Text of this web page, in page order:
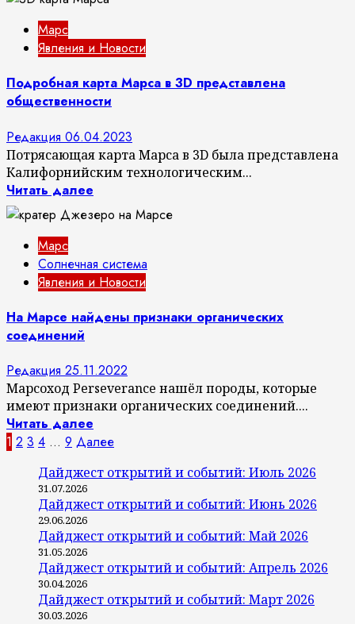
Марс
Явления и Новости
Подробная карта Марса в 3D представлена
общественности
Редакция 06.04.2023
Потрясающая карта Марса в 3D была представлена
Калифорнийским технологическим...
Читать далее
Марс
Солнечная система
Явления и Новости
На Марсе найдены признаки органических
соединений
Редакция 25.11.2022
Марсоход Perseverance нашёл породы, которые
имеют признаки органических соединений....
Читать далее
Пагинация
записей
1 2 3 4 … 9 Далее
Дайджест открытий и событий: Июль 2026
31.07.2026
Дайджест открытий и событий: Июнь 2026
29.06.2026
Дайджест открытий и событий: Май 2026
31.05.2026
Дайджест открытий и событий: Апрель 2026
30.04.2026
Дайджест открытий и событий: Март 2026
30.03.2026